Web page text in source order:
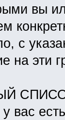
вы
с
на эти
вас